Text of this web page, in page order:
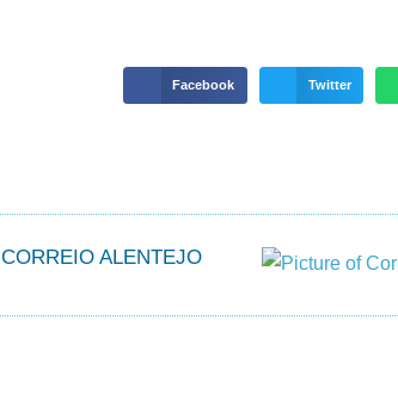
Facebook Twitter
CORREIO ALENTEJO